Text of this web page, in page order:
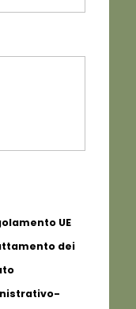
UE
dei